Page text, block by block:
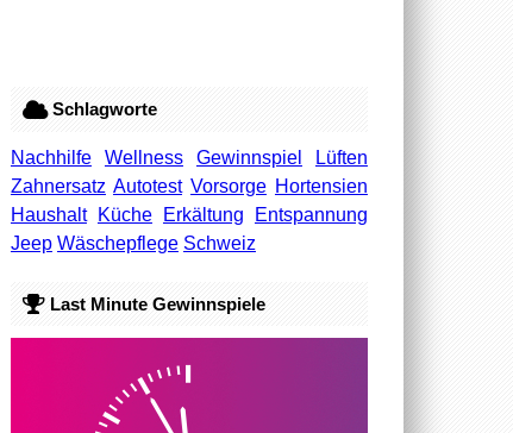
Schlagworte
Nachhilfe Wellness Gewinnspiel
Lüften
Zahnersatz Autotest Vorsorge Hortensien
Haushalt
Küche Erkältung
Entspannung
Jeep Wäschepflege Schweiz
Last Minute Gewinnspiele